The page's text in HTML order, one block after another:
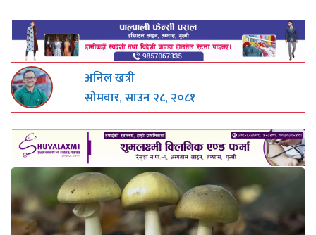
अनिल खत्री
सोमबार, साउन २८, २०८१